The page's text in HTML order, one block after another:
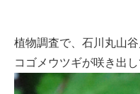
植物調査で、石川丸山谷
コゴメウツギが咲き出し